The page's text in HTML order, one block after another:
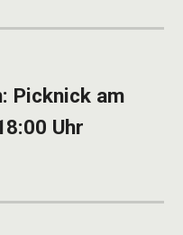
Picknick am
Uhr